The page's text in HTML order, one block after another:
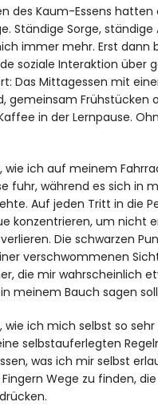
des Kaum-Essens hatten
Ständige Sorge, ständige
immer mehr. Erst dann
soziale Interaktion über
Das Mittagessen mit
gemeinsam Frühstücken
in der Lernpause.
wie ich auf meinem
fuhr, während es sich in
Auf jeden Tritt in die
konzentrieren, um nicht
Die schwarzen
verschwommenen
die mir wahrscheinlich
meinem Bauch sagen
wie ich mich selbst so
selbstauferlegten
was ich mir selbst
Wege zu finden, die